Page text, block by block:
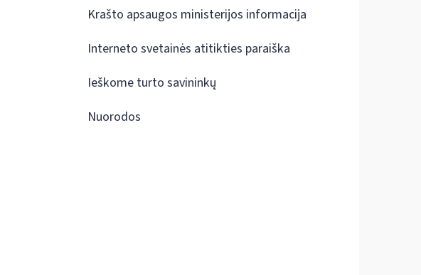
Krašto apsaugos ministerijos informacija
Interneto svetainės atitikties paraiška
Ieškome turto savininkų
Nuorodos